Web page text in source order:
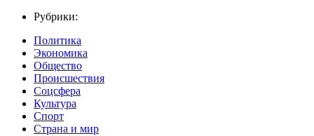
Рубрики:
Политика
Экономика
Общество
Происшествия
Соцсфера
Культура
Спорт
Страна и мир